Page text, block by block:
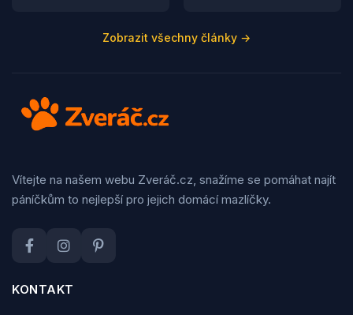
Zobrazit všechny články →
Vítejte na našem webu Zveráč.cz, snažíme se pomáhat najít
páníčkům to nejlepší pro jejich domácí mazlíčky.
KONTAKT